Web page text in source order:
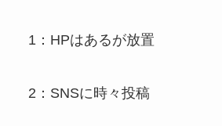
1：HPはあるが放置
2：SNSに時々投稿